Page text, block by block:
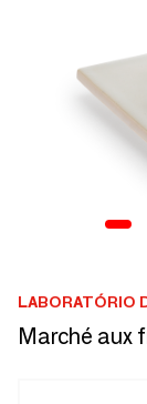
LABORATÓRIO
Marché aux